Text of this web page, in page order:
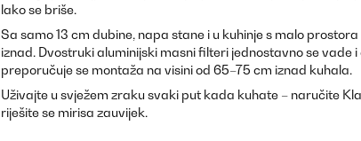
lako se briše.
Sa samo 13 cm dubine, napa stane i u kuhinje s malo
iznad. Dvostruki aluminijski masni filteri jednostavno se vade
preporučuje se montaža na visini od 65–75 cm iznad kuhala.
Uživajte u svježem zraku svaki put kada kuhate – naručite
riješite se mirisa zauvijek.